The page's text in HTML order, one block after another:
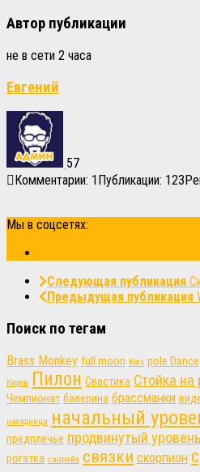
Автор публикации
не в сети 2 часа
Евгений
57
Комментарии: 1 Публикации: 123
Мы в соцсетях:
Следующая публикация
Предыдущая публикация
Поиск по тегам
Brass Monkey full moon Kids pole Dance
Киров Пилон Свастика Стойка на
Чемпионат балерина брассманки
наездница начальный
предплечье продвинутый уровень
рогатка санрайз связки скорпион